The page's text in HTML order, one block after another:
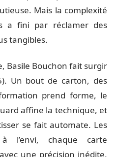
Mais la complexité
a fini par réclamer des
tangibles.
Basile Bouchon fait surgir
Un bout de carton, des
prend forme, le
affine la technique, et
se fait automate. Les
l’envi, chaque carte
une précision inédite.